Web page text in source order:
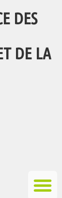
DES
DE LA